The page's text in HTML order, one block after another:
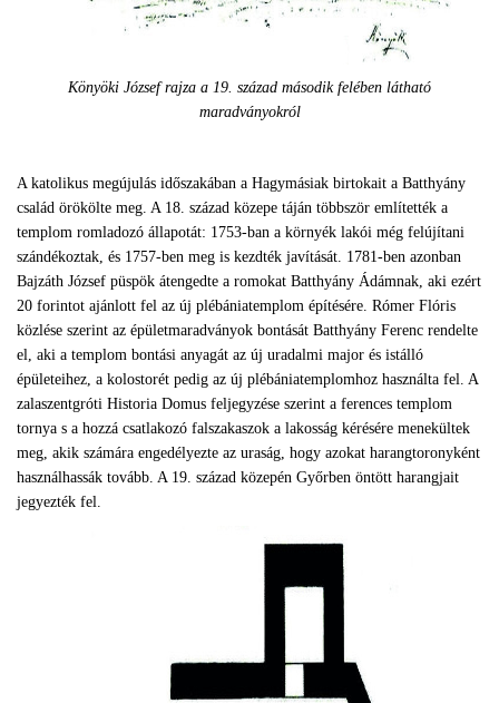
Könyöki József rajza a 19. század második felében látható
maradványokról
A katolikus megújulás időszakában a Hagymásiak birtokait a Batthyány
család örökölte meg. A 18. század közepe táján többször említették a
templom romladozó állapotát: 1753-ban a környék lakói még felújítani
szándékoztak, és 1757-ben meg is kezdték javítását. 1781-ben azonban
Bajzáth József püspök átengedte a romokat Batthyány Ádámnak, aki ezért
20 forintot ajánlott fel az új plébániatemplom építésére. Rómer Flóris
közlése szerint az épületmaradványok bontását Batthyány Ferenc rendelte
el, aki a templom bontási anyagát az új uradalmi major és istálló
épületeihez, a kolostorét pedig az új plébániatemplomhoz használta fel. A
zalaszentgróti Historia Domus feljegyzése szerint a ferences templom
tornya s a hozzá csatlakozó falszakaszok a lakosság kérésére menekültek
meg, akik számára engedélyezte az uraság, hogy azokat harangtoronyként
használhassák tovább. A 19. század közepén Győrben öntött harangjait
jegyezték fel.